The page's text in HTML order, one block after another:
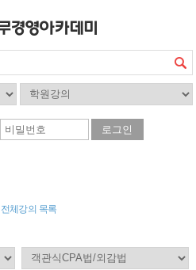
전체강의 목록